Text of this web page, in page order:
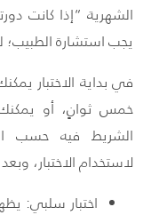
يجب استشارة الطبيب؛
في بداية الاختبار
خمس ثوانٍ، أو
الشريط فيه حسب
لاستخدام الاختبار،
اختبار سلبي: